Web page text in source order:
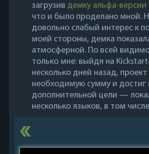
загрузив демку альфа-
что и было проделано мной.
довольно слабый интерес к
моей стороны, демка
атмосферной. По всей
только мне: выйдя на
несколько дней назад,
необходимую сумму и достиг
дополнительной цели —
несколько языков, в том